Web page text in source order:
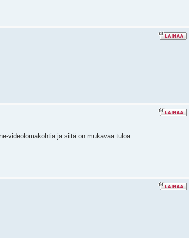
videolomakohtia ja siitä on mukavaa tuloa.